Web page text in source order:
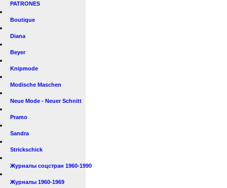
PATRONES
Boutique
Diana
Beyer
Knipmode
Modische Maschen
Neue Mode - Neuer Schnitt
Pramo
Sandra
Strickschick
Журналы соцстран 1960-1990
Журналы 1960-1969